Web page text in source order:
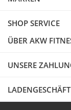
SHOP SERVICE
ÜBER AKW
UNSERE
LADENGESCHÄFT